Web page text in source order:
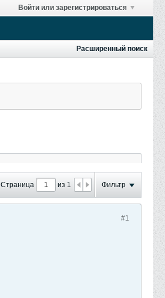
Войти или зарегистрироваться
Расширенный поиск
Страница из 1 Фильтр
#1